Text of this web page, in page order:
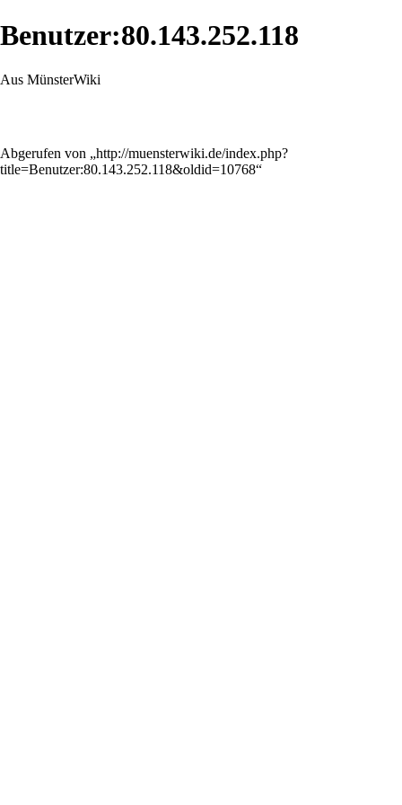
Benutzer:80.143.252.118
Aus MünsterWiki
Abgerufen von „http://muensterwiki.de/index.php?
title=Benutzer:80.143.252.118&oldid=10768“